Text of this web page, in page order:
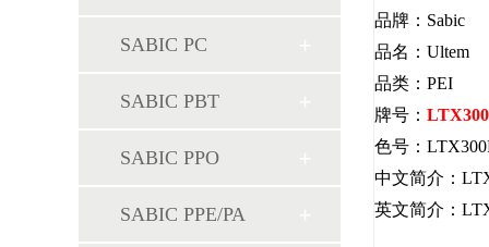
SABIC PC
SABIC PBT
SABIC PPO
SABIC PPE/PA
品牌：Sabic
品名：Ultem
品类：PEI
牌号：
色号：
中文简介：
英文简介：